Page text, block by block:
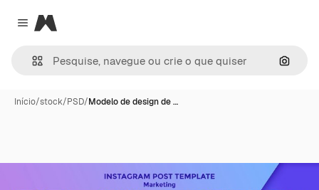
Close menu
Magnific
Início/stock/PSD/Modelo de design de …